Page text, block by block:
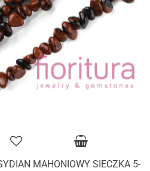
MAHONIOWY SIECZKA 5-